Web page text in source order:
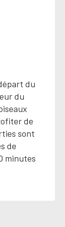
du
du
de
sont
de
minutes